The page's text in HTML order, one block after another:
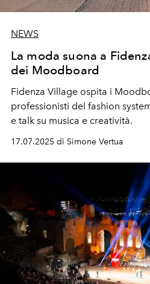
NEWS
La moda suona a
dei Moodboard
Fidenza Village ospita i
professionisti del fashion
e talk su musica e creatività.
17.07.2025 di Simone Vertua